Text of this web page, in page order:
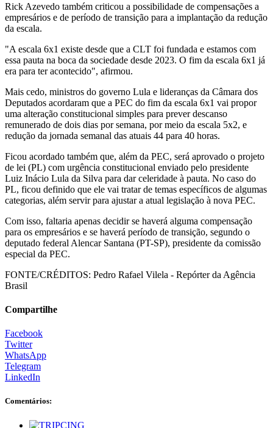
Rick Azevedo também criticou a possibilidade de compensações a
empresários e de período de transição para a implantação da redução
da escala.
"A escala 6x1 existe desde que a CLT foi fundada e estamos com
essa pauta na boca da sociedade desde 2023. O fim da escala 6x1 já
era para ter acontecido", afirmou.
Mais cedo, ministros do governo Lula e lideranças da Câmara dos
Deputados acordaram que a PEC do fim da escala 6x1 vai propor
uma alteração constitucional simples para prever descanso
remunerado de dois dias por semana, por meio da escala 5x2, e
redução da jornada semanal das atuais 44 para 40 horas.
Ficou acordado também que, além da PEC, será aprovado o projeto
de lei (PL) com urgência constitucional enviado pelo presidente
Luiz Inácio Lula da Silva para dar celeridade à pauta. No caso do
PL, ficou definido que ele vai tratar de temas específicos de algumas
categorias, além servir para ajustar a atual legislação à nova PEC.
Com isso, faltaria apenas decidir se haverá alguma compensação
para os empresários e se haverá período de transição, segundo o
deputado federal Alencar Santana (PT-SP), presidente da comissão
especial da PEC.
FONTE/CRÉDITOS: Pedro Rafael Vilela - Repórter da Agência
Brasil
Compartilhe
Facebook
Twitter
WhatsApp
Telegram
LinkedIn
Comentários: